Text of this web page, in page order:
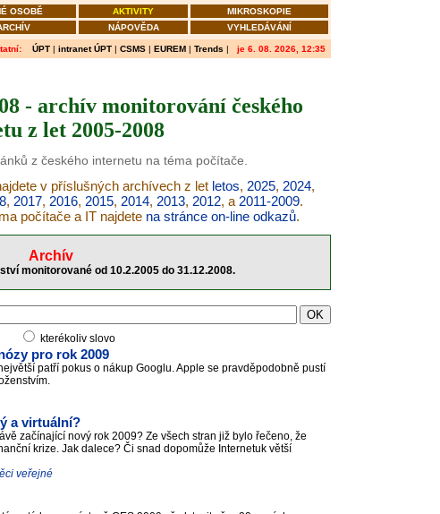
OSOBĚ AKTIVITY
MIKROSKOPIE
NÁPOVĚDA VYHLEDÁVÁNÍ
ÚPT | intranet ÚPT | CSMS | EUREM | Trends | je 6. 08. 2026, 12:35
- archív monitorování českého
z let 2005-2008
z českého internetu na téma počítače.
v příslušných archívech z let letos, 2025, 2024,
, 2017, 2016, 2015, 2014, 2013, 2012, a 2011-2009.
počítače a IT najdete na stránce on-line odkazů.
Archív
monitorované od 10.2.2005 do 31.12.2008.
kterékoliv slovo
pro rok 2009
patří pokus o nákup Googlu. Apple se pravděpodobně pustí
a virtuální?
začínající nový rok 2009? Ze všech stran již bylo řečeno, že
krize. Jak dalece? Či snad dopomůže Internetuk větší
veřejné